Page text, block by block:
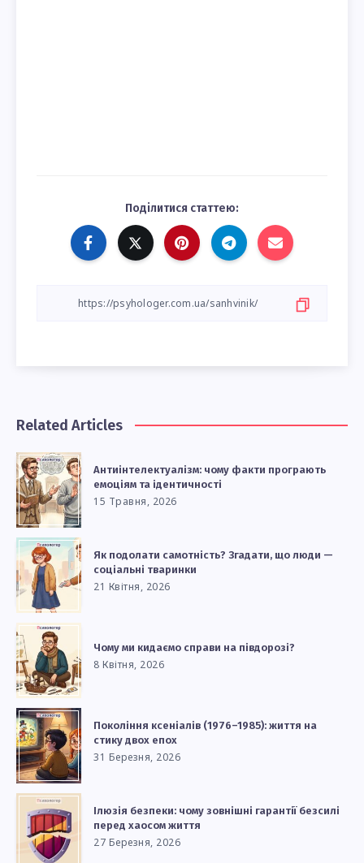
Поділитися статтею:
Related Articles
Антиінтелектуалізм: чому факти програють
емоціям та ідентичності
15 Травня, 2026
Як подолати самотність? Згадати, що люди —
соціальні тваринки
21 Квітня, 2026
Чому ми кидаємо справи на півдорозі?
8 Квітня, 2026
Покоління ксеніалів (1976–1985): життя на
стику двох епох
31 Березня, 2026
Ілюзія безпеки: чому зовнішні гарантії безсилі
перед хаосом життя
27 Березня, 2026